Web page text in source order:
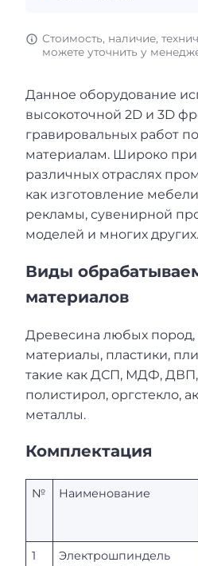
Стоимость, наличие,
можете уточнить у
Данное оборудование
высокоточной 2D и 3D
гравировальных работ
материалам. Широко
различных отраслях
как изготовление
рекламы, сувенирной
моделей и многих других.
Виды
материалов
Древесина любых
материалы, пластики,
такие как ДСП, МДФ,
полистирол, оргстекло,
металлы.
Комплектация
№ Наименование
1
Электрошпиндель